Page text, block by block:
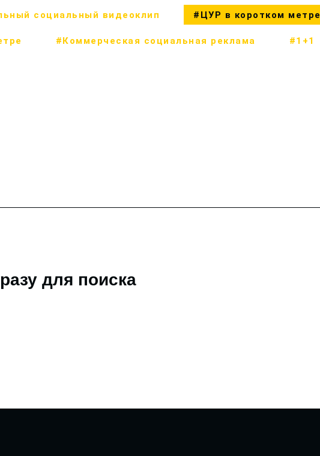
социальный видеоклип #ЦУР в коротком метре
#Коммерческая социальная реклама #1+1
для поиска